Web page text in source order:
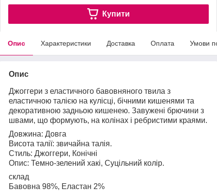
Купити
Опис Характеристики Доставка Оплата Умови
Опис
Джоггери з еластичного бавовняного твила з
еластичною талією на кулісці, бічними кишенями та
декоративною задньою кишенею. Завужені брючини з
швами, що формують, на колінах і ребристими краями.
Довжина: Довга
Висота талії: звичайна талія.
Стиль: Джоггери, Конічні
Опис: Темно-зелений хакі, Суцільний колір.
склад
Бавовна 98%, Еластан 2%